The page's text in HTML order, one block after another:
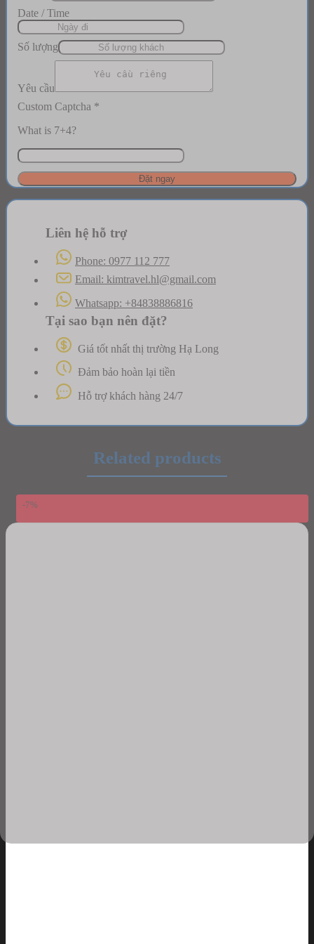
lượng
Yêu
Date / Time
Số lượng
Yêu cầu
Custom Captcha *
What is 7+4?
Đặt ngay
Liên hệ hỗ trợ
Phone: 0977 112 777
Email: kimtravel.hl@gmail.com
Whatsapp: +84838886816
Tại sao bạn nên đặt?
Giá tốt nhất thị trường Hạ Long
Đảm bảo hoàn lại tiền
Hỗ trợ khách hàng 24/7
Related products
-7%